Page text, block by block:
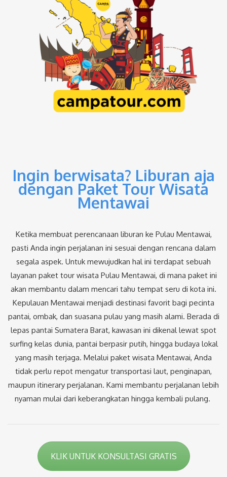
Ingin berwisata? Liburan aja
dengan Paket Tour Wisata
Mentawai
Ketika membuat perencanaan liburan ke Pulau Mentawai,
pasti Anda ingin perjalanan ini sesuai dengan rencana dalam
segala aspek. Untuk mewujudkan hal ini terdapat sebuah
layanan paket tour wisata Pulau Mentawai, di mana paket ini
akan membantu dalam mencari tahu tempat seru di kota ini.
Kepulauan Mentawai menjadi destinasi favorit bagi pecinta
pantai, ombak, dan suasana pulau yang masih alami. Berada di
lepas pantai Sumatera Barat, kawasan ini dikenal lewat spot
surfing kelas dunia, pantai berpasir putih, hingga budaya lokal
yang masih terjaga. Melalui paket wisata Mentawai, Anda
tidak perlu repot mengatur transportasi laut, penginapan,
maupun itinerary perjalanan. Kami membantu perjalanan lebih
nyaman mulai dari keberangkatan hingga kembali pulang.
KLIK UNTUK KONSULTASI GRATIS